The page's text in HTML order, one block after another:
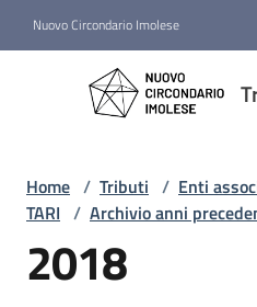
Nuovo Circondario Imolese
Tributi
Gestione
Notizie
Comuni
Home / Tributi / Enti
TARI / Archivio anni
2018